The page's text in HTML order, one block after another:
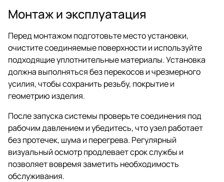
Монтаж и эксплуатация
Перед монтажом подготовьте место установки,
очистите соединяемые поверхности и используйте
подходящие уплотнительные материалы. Установка
должна выполняться без перекосов и чрезмерного
усилия, чтобы сохранить резьбу, покрытие и
геометрию изделия.
После запуска системы проверьте соединения под
рабочим давлением и убедитесь, что узел работает
без протечек, шума и перегрева. Регулярный
визуальный осмотр продлевает срок службы и
позволяет вовремя заметить необходимость
обслуживания.